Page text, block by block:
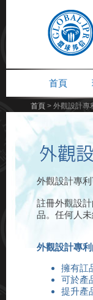
首頁
首頁 > 外觀設計專
外觀設計專
註冊外觀設
品。任何人未
外觀設計專
擁有訌
可於產
提升產